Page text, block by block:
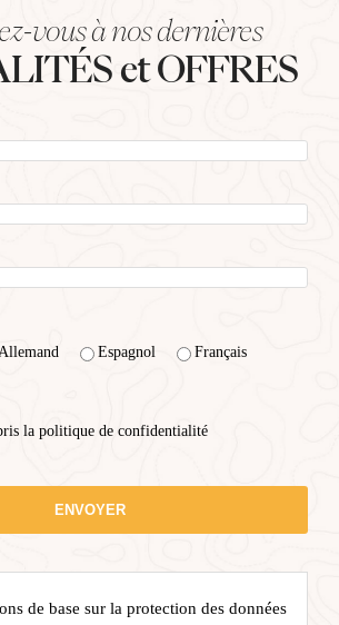
vous à nos dernières
et OFFRES
Allemand Espagnol Français
la politique de confidentialité
de base sur la protection des données